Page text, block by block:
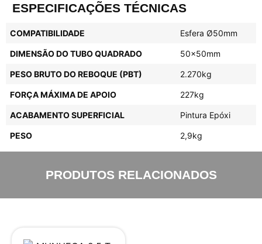
ESPECIFICAÇÕES TÉCNICAS
COMPATIBILIDADE Esfera Ø50mm
DIMENSÃO DO TUBO QUADRADO 50x50mm
PESO BRUTO DO REBOQUE (PBT) 2.270kg
FORÇA MÁXIMA DE APOIO 227kg
ACABAMENTO SUPERFICIAL Pintura Epóxi
PESO 2,9kg
PRODUTOS RELACIONADOS